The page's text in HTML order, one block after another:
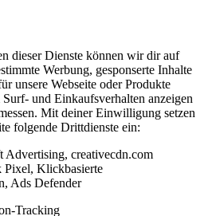
dieser Dienste können wir dir auf
Werbung, gesponserte Inhalte
unsere Webseite oder Produkte
und Einkaufsverhalten anzeigen
Mit deiner Einwilligung setzen
folgende Drittdienste ein:
Advertising, creativecdn.com
Klickbasierte
Ads Defender
Tracking